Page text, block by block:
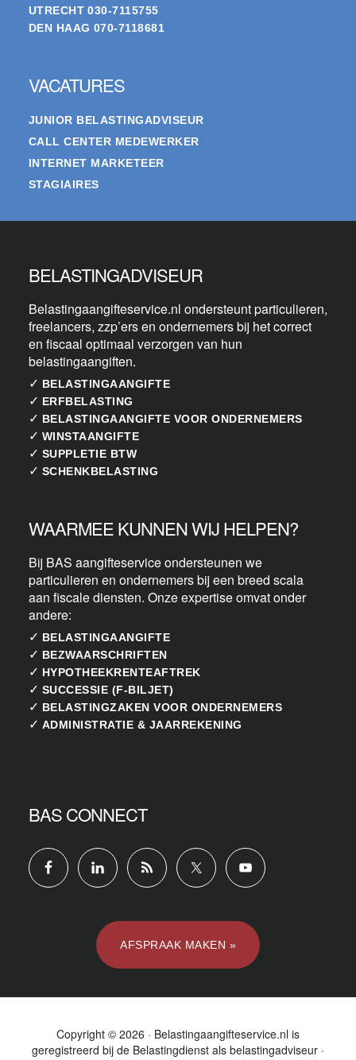
UTRECHT 030-7115755
DEN HAAG 070-7118681
VACATURES
JUNIOR BELASTINGADVISEUR
CALL CENTER MEDEWERKER
INTERNET MARKETEER
STAGIAIRES
BELASTINGADVISEUR
Belastingaangifteservice.nl ondersteunt particulieren,
freelancers, zzp’ers en ondernemers bij het correct
en fiscaal optimaal verzorgen van hun
belastingaangiften.
✓ BELASTINGAANGIFTE
✓ ERFBELASTING
✓ BELASTINGAANGIFTE VOOR ONDERNEMERS
✓ WINSTAANGIFTE
✓ SUPPLETIE BTW
✓ SCHENKBELASTING
WAARMEE KUNNEN WIJ HELPEN?
Bij BAS aangifteservice ondersteunen we
particulieren en ondernemers bij een breed scala
aan fiscale diensten. Onze expertise omvat onder
andere:
✓ BELASTINGAANGIFTE
✓ BEZWAARSCHRIFTEN
✓ HYPOTHEEKRENTEAFTREK
✓ SUCCESSIE (F-BILJET)
✓ BELASTINGZAKEN VOOR ONDERNEMERS
✓ ADMINISTRATIE & JAARREKENING
BAS CONNECT
AFSPRAAK MAKEN »
Copyright © 2026 · Belastingaangifteservice.nl is
geregistreerd bij de Belastingdienst als belastingadviseur ·